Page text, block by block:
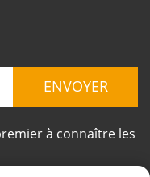
ENVOYER
à connaître les